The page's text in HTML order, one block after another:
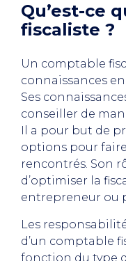
Qu’est-ce
fiscaliste ?
Un comptable
connaissances
Ses
conseiller de
Il a pour but de
options pour
rencontrés. Son
d’optimiser la
entrepreneur ou
Les
d’un comptable
fonction du type